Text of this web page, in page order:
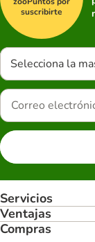
suscribirte
Selecciona la
Servicios
Ventajas
Compras